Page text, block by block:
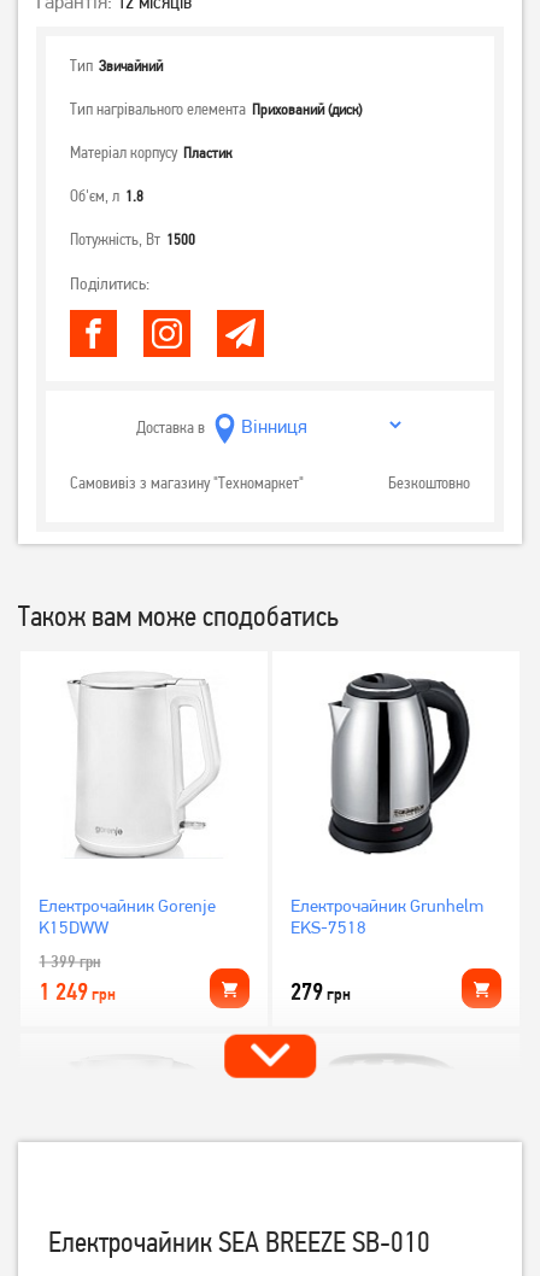
Тип Звичайний
Тип нагрівального елемента Прихований (диск)
Матеріал корпусу Пластик
Об'єм, л 1.8
Потужність, Вт 1500
Поділитись:
Доставка в
Самовивіз з магазину "Техномаркет" Безкоштовно
Також вам може сподобатись
Електрочайник Gorenje
K15DWW
1 399грн
1 249грн
Електрочайник Grunhelm
EKS-7518
279грн
Електрочайник SEA BREEZE SB-010